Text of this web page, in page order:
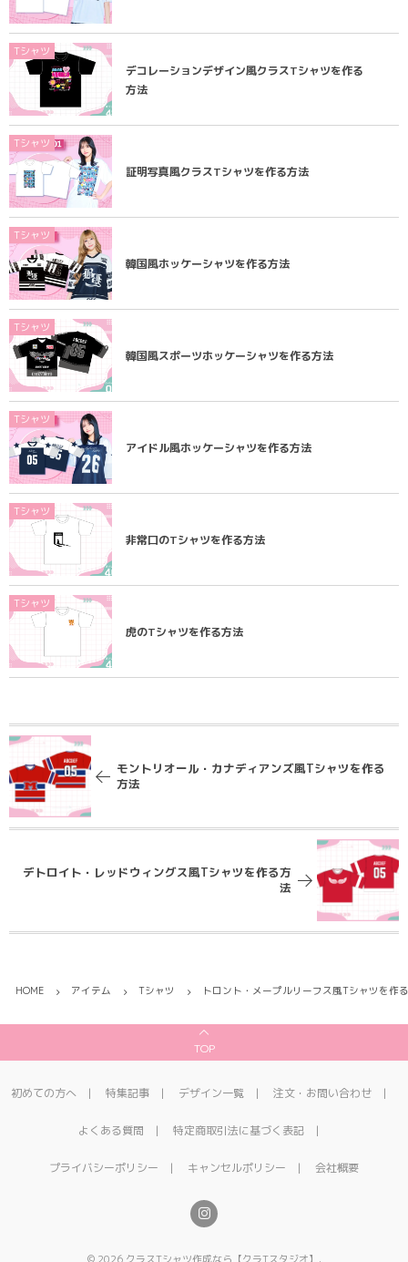
Tシャツ
デコレーションデザイン風クラスTシャツを作る
方法
Tシャツ
証明写真風クラスTシャツを作る方法
Tシャツ
韓国風ホッケーシャツを作る方法
Tシャツ
韓国風スポーツホッケーシャツを作る方法
Tシャツ
アイドル風ホッケーシャツを作る方法
Tシャツ
非常口のTシャツを作る方法
Tシャツ
虎のTシャツを作る方法
モントリオール・カナディアンズ風Tシャツを作る
方法
デトロイト・レッドウィングス風Tシャツを作る方
法
HOME アイテム Tシャツ トロント・メープルリーフス風Tシャツを作
TOP
初めての方へ 特集記事 デザイン一覧 注文・お問い合わせ
よくある質問 特定商取引法に基づく表記
プライバシーポリシー キャンセルポリシー 会社概要
© 2026 クラスTシャツ作成なら【クラTスタジオ】 .